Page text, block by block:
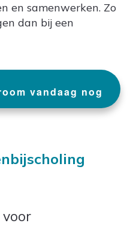
en samenwerken. Zo
dan bij een
vandaag nog